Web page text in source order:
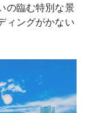
ベビーベッド
会場）無料
※1週間かけて仕込
の臨む特別な景
ィングがかない